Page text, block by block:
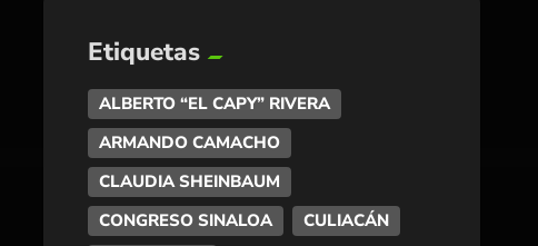
Etiquetas
ALBERTO “EL CAPY” RIVERA
ARMANDO CAMACHO
CLAUDIA SHEINBAUM
CONGRESO SINALOA
CULIACÁN